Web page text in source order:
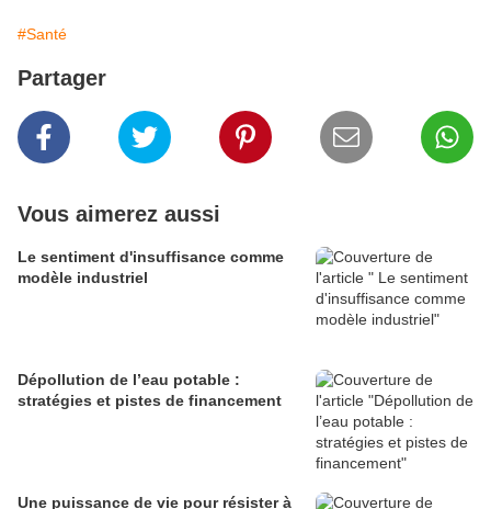
#Santé
Partager
Vous aimerez aussi
Le sentiment d'insuffisance comme
modèle industriel
Dépollution de l’eau potable :
stratégies et pistes de financement
Une puissance de vie pour résister à